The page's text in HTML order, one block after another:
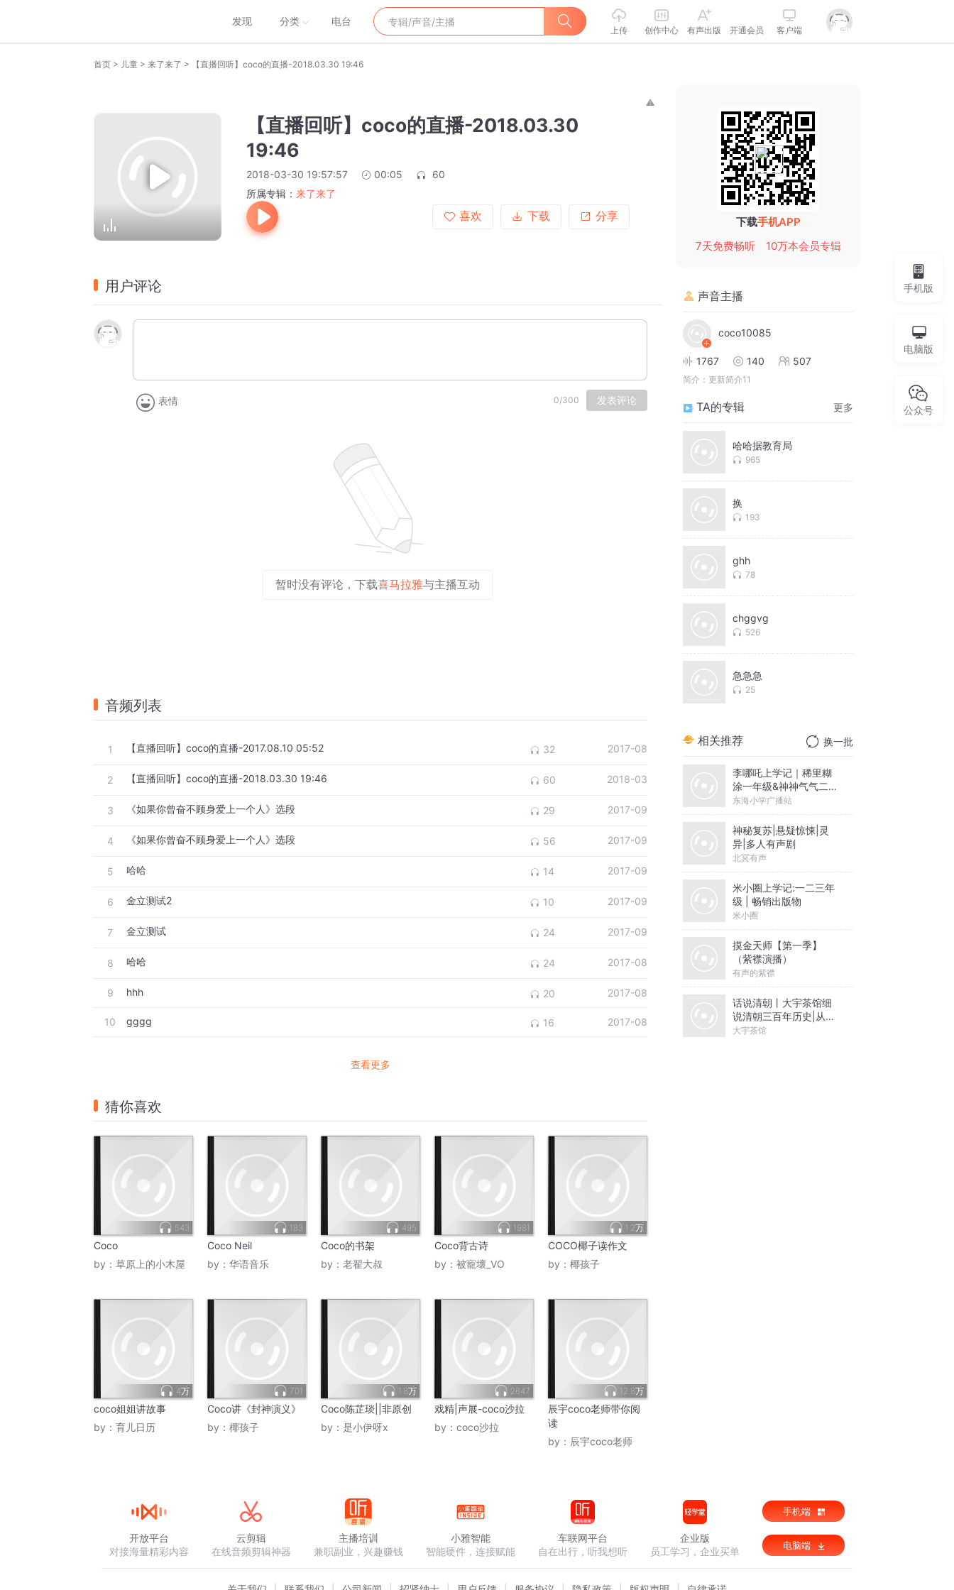
发现 分类 电台
上传 创作中心 有声出版 开通会员 客户端
首页 > 儿童 > 来了来了 > 【直播回听】coco的直播-2018.03.30 19:46
【直播回听】coco的直播-2018.03.30
19:46
2018-03-30 19:57:57 00:05
60
所属专辑： 来了来了
喜欢
下载 分享
用户评论
表情 0/300 发表评论
暂时没有评论，下载喜马拉雅与主播互动
音频列表
1 【直播回听】coco的直播-2017.08.10 05:52 32 2017-08
2 【直播回听】coco的直播-2018.03.30 19:46 60 2018-03
3 《如果你曾奋不顾身爱上一个人》选段 29 2017-09
4 《如果你曾奋不顾身爱上一个人》选段 56 2017-09
5 哈哈 14 2017-09
6 金立测试2 10 2017-09
7 金立测试 24 2017-09
8 哈哈 24 2017-08
9 hhh 20 2017-08
10 gggg 16 2017-08
查看更多
猜你喜欢
543
Coco
by： 草原上的小木屋
183
Coco Neil
by： 华语音乐
495
Coco的书架
by： 老翟大叔
1981
Coco背古诗
by： 被寵壞_VO
1.2万
COCO椰子读作文
by： 椰孩子
4万
coco姐姐讲故事
by： 育儿日历
701
Coco讲《封神演义》
by： 椰孩子
1.8万
Coco陈芷琰||非原创
by： 是小伊呀x
2647
戏精|声展-coco沙拉
by： coco沙拉
12.8万
辰宇coco老师带你阅
读
by： 辰宇coco老师
下载手机APP
7天免费畅听
10万本会员专辑
声音主播
coco10085
1767 140 507
简介： 更新简介11
TA的专辑 更多
哈哈据教育局
965
换
193
ghh
78
chggvg
526
急急急
25
相关推荐 换一批
李哪吒上学记｜稀里糊
涂一年级&神神气气二年
级
东海小学广播站
神秘复苏|悬疑惊悚|灵
异|多人有声剧
北冥有声
米小圈上学记:一二三年
级 | 畅销出版物
米小圈
摸金天师【第一季】
（紫襟演播）
有声的紫襟
话说清朝丨大宇茶馆细
说清朝三百年历史|从努
尔哈赤到末代皇帝溥仪|
大宇茶馆
手机版
电脑版
公众号
开放平台
对接海量精彩内容
云剪辑
在线音频剪辑神器
主播培训
兼职副业，兴趣赚钱
小雅智能
智能硬件，连接赋能
车联网平台
自在出行，听我想听
企业版
员工学习，企业买单
手机端
电脑端